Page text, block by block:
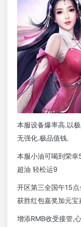
本服设备爆率高.以
无强化.极品值钱.
本服小油可喝到荣
超油 轻松运9
开区第三全国午15
获胜红包嘉奖加元宝
增添RMB收受接管,